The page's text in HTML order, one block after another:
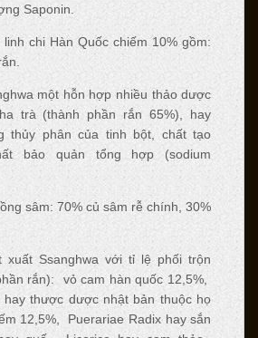
Saponin.
chi Hàn Quốc chiếm 10% gồm:
một hỗn hợp nhiều thảo dược
trà (thành phần rắn 65%), hay
thủy phân của tinh bột, chất tạo
bảo quản tổng hợp (sodium
sâm: 70% củ sâm rễ chính, 30%
xuất Ssanghwa với tỉ lệ phối trộn
rắn): vỏ cam hàn quốc 12,5%,
hay thược dược nhật bản thuộc họ
12,5%, Puerariae Radix hay sắn